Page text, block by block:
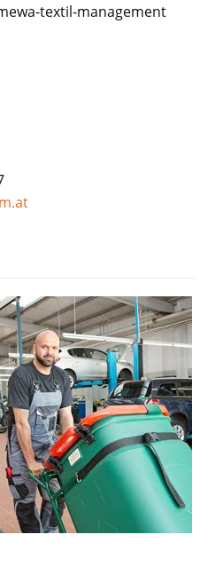
textil-management